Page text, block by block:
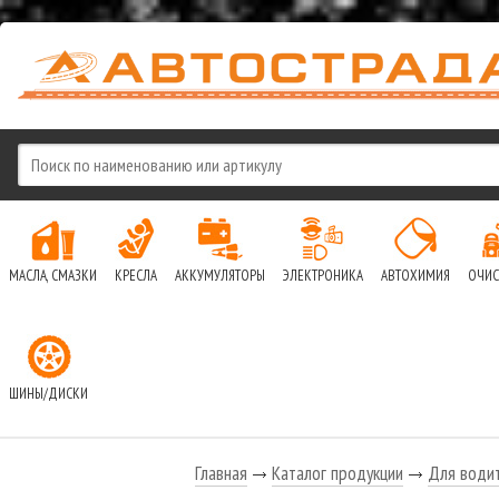
МАСЛА, СМАЗКИ КРЕСЛА АККУМУЛЯТОРЫ ЭЛЕКТРОНИКА АВТОХИМИЯ
ШИНЫ/ДИСКИ
Главная Каталог продукции Для